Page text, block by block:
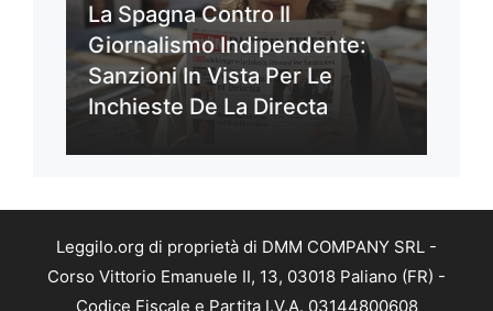
La Spagna Contro Il
Giornalismo Indipendente:
Sanzioni In Vista Per Le
Inchieste De La Directa
Leggilo.org di proprietà di DMM COMPANY SRL -
Corso Vittorio Emanuele II, 13, 03018 Paliano (FR) -
Codice Fiscale e Partita I.V.A. 03144800608